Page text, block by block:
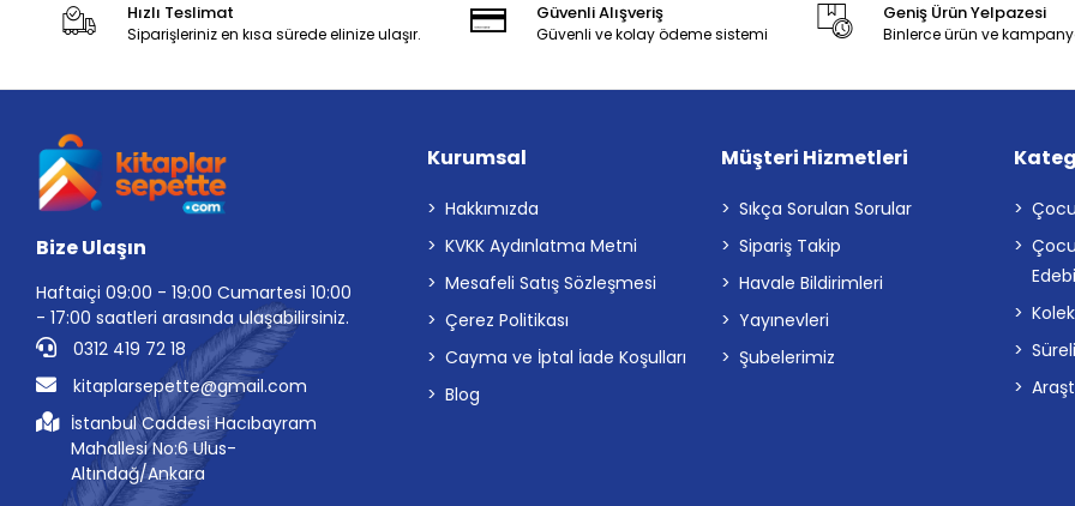
Hızlı Teslimat
Siparişleriniz en kısa sürede elinize ulaşır.
Güvenli Alışveriş
Güvenli ve kolay ödeme sistemi
Geniş Ürün Yelpazesi
Binlerce ürün ve
Bize Ulaşın
Haftaiçi 09:00 - 19:00 Cumartesi 10:00
- 17:00 saatleri arasında ulaşabilirsiniz.
0312 419 72 18
kitaplarsepette@gmail.com
İstanbul Caddesi Hacıbayram
Mahallesi No:6 Ulus-
Altındağ/Ankara
Kurumsal
Hakkımızda
KVKK Aydınlatma Metni
Mesafeli Satış Sözleşmesi
Çerez Politikası
Cayma ve İptal İade Koşulları
Blog
Müşteri Hizmetleri
Sıkça Sorulan Sorular
Sipariş Takip
Havale Bildirimleri
Yayınevleri
Şubelerimiz